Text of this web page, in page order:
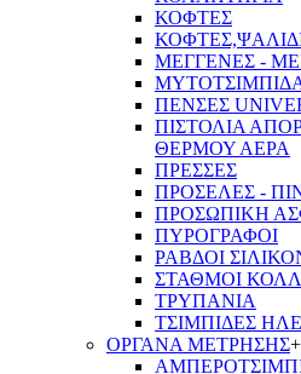
ΚΟΦΤΕΣ
ΜΕΓΓΕΝΕΣ -
ΠΕΝΣΕΣ
ΠΙΣΤΟΛΙΑ
ΘΕΡΜΟΥ ΑΕΡΑ
ΠΡΕΣΣΕΣ
ΠΡΟΣΕΛΕΣ -
ΠΡΟΣΩΠΙΚΗ
ΠΥΡΟΓΡΑΦΟΙ
ΡΑΒΔΟΙ
ΣΤΑΘΜΟΙ
ΤΡΥΠΑΝΙΑ
ΤΣΙΜΠΙΔΕΣ
ΟΡΓΑΝΑ ΜΕΤΡΗΣΗΣ+